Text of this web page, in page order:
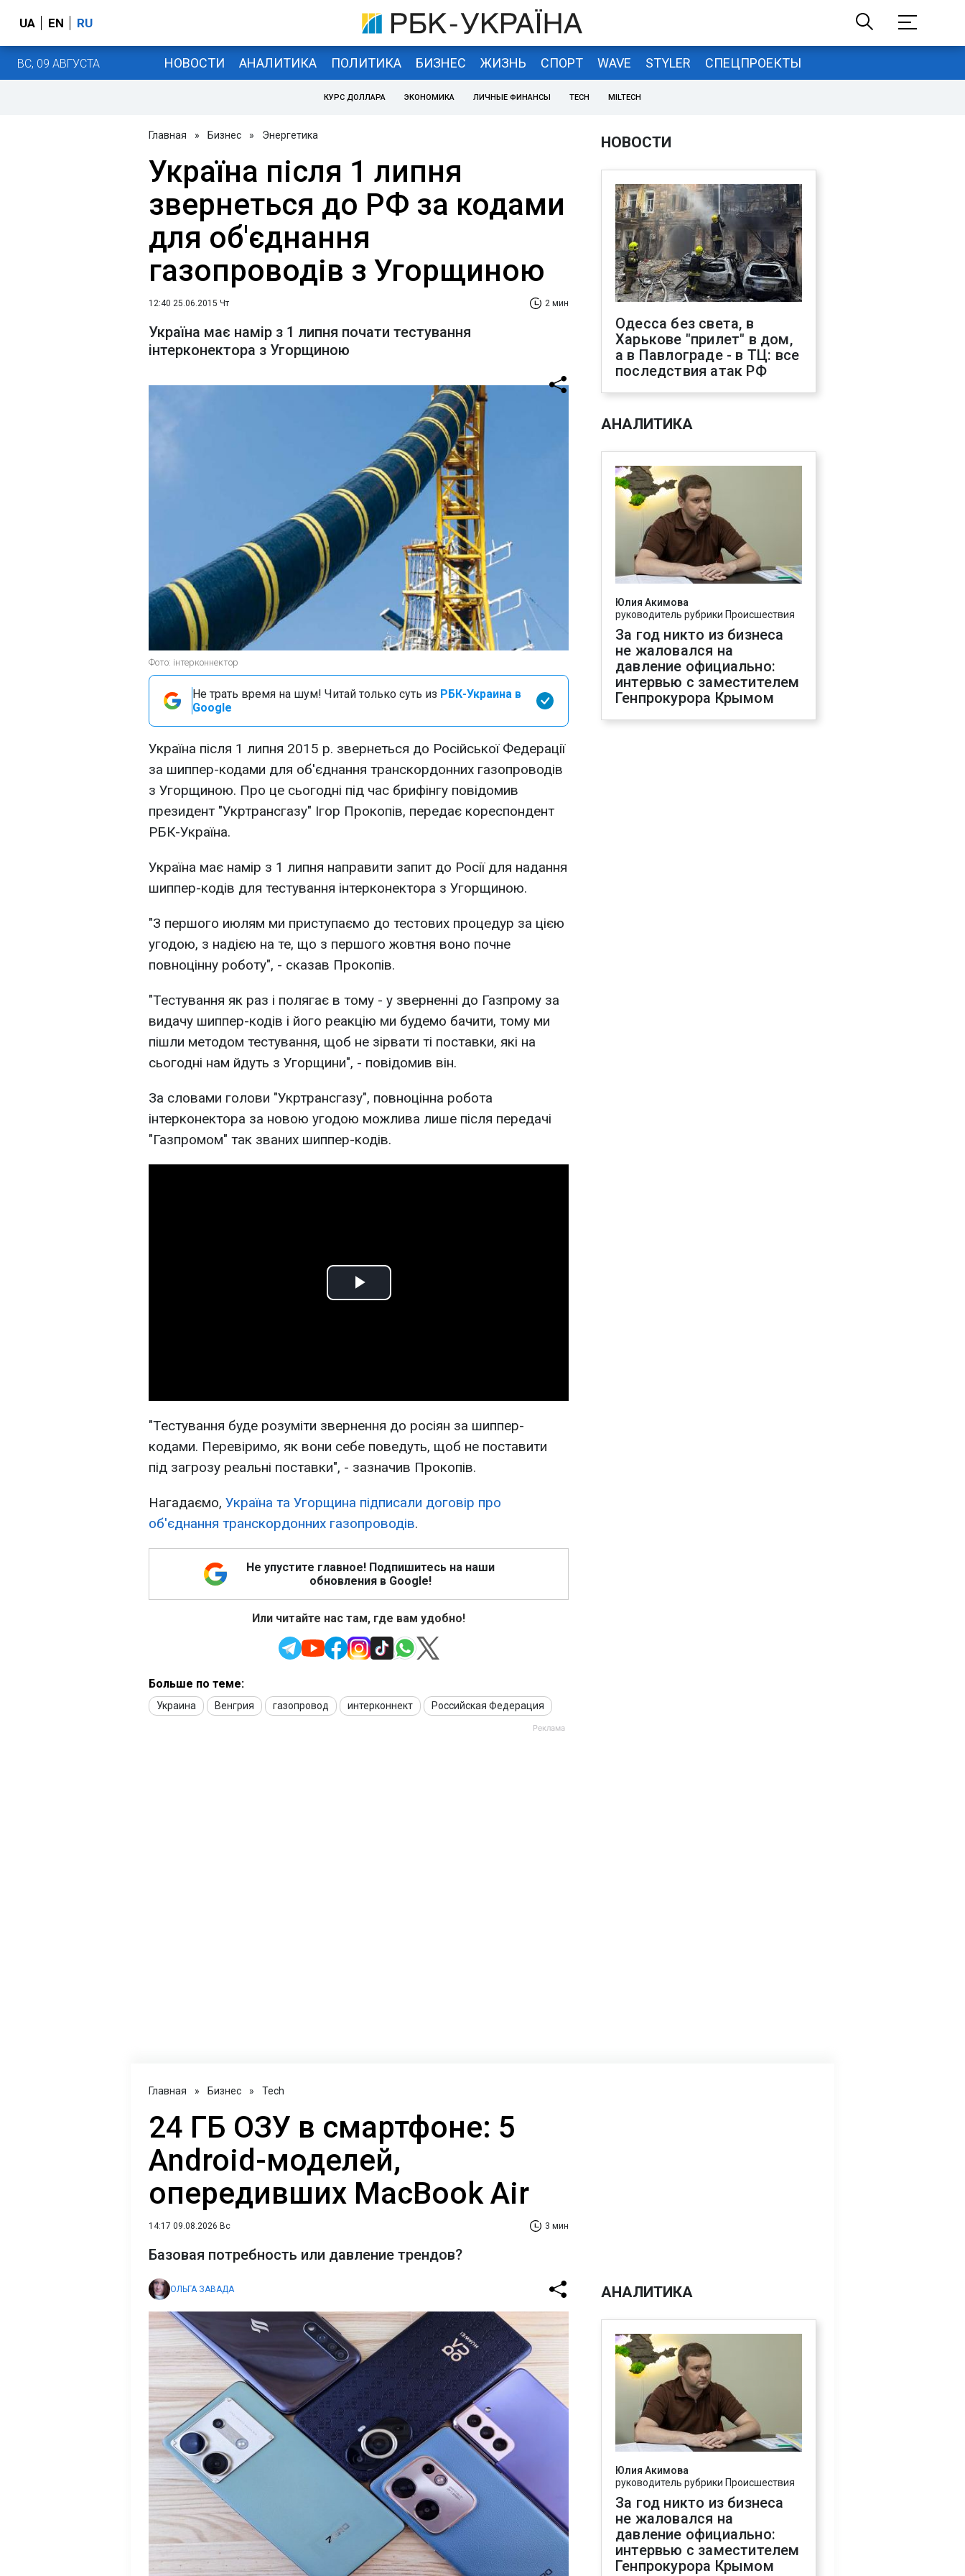
UA EN RU
ВС, 09 АВГУСТА НОВОСТИ АНАЛИТИКА ПОЛИТИКА БИЗНЕС ЖИЗНЬ СПОРТ WAVE STYLER СПЕЦПРОЕКТЫ
КУРС ДОЛЛАРА ЭКОНОМИКА ЛИЧНЫЕ ФИНАНСЫ TECH MILTECH
Главная » Бизнес » Энергетика
Україна після 1 липня
звернеться до РФ за кодами
для об'єднання
газопроводів з Угорщиною
12:40 25.06.2015 Чт 2 мин
Україна має намір з 1 липня почати тестування
інтерконектора з Угорщиною
Фото: інтерконнектор
Не трать время на шум! Читай только суть из РБК-Украина в
Google
Україна після 1 липня 2015 р. звернеться до Російської Федерації
за шиппер-кодами для об'єднання транскордонних газопроводів
з Угорщиною. Про це сьогодні під час брифінгу повідомив
президент "Укртрансгазу" Ігор Прокопів, передає кореспондент
РБК-Україна.
Україна має намір з 1 липня направити запит до Росії для надання
шиппер-кодів для тестування інтерконектора з Угорщиною.
"З першого июлям ми приступаємо до тестових процедур за цією
угодою, з надією на те, що з першого жовтня воно почне
повноцінну роботу", - сказав Прокопів.
"Тестування як раз і полягає в тому - у зверненні до Газпрому за
видачу шиппер-кодів і його реакцію ми будемо бачити, тому ми
пішли методом тестування, щоб не зірвати ті поставки, які на
сьогодні нам йдуть з Угорщини", - повідомив він.
За словами голови "Укртрансгазу", повноцінна робота
інтерконектора за новою угодою можлива лише після передачі
"Газпромом" так званих шиппер-кодів.
Play
"Тестування буде розуміти звернення до росіян за шиппер-
кодами. Перевіримо, як вони себе поведуть, щоб не поставити
під загрозу реальні поставки", - зазначив Прокопів.
Нагадаємо, Україна та Угорщина підписали договір про
об'єднання транскордонних газопроводів.
Не упустите главное! Подпишитесь на наши
обновления в Google!
Или читайте нас там, где вам удобно!
Больше по теме:
Украина Венгрия газопровод интерконнект Российская Федерация
НОВОСТИ
Одесса без света, в
Харькове "прилет" в дом,
а в Павлограде - в ТЦ: все
последствия атак РФ
АНАЛИТИКА
Юлия Акимова
руководитель рубрики Происшествия
За год никто из бизнеса
не жаловался на
давление официально:
интервью с заместителем
Генпрокурора Крымом
Главная » Бизнес » Tech
24 ГБ ОЗУ в смартфоне: 5
Android-моделей,
опередивших MacBook Air
14:17 09.08.2026 Вс 3 мин
Базовая потребность или давление трендов?
ОЛЬГА ЗАВАДА АНАЛИТИКА
Юлия Акимова
руководитель рубрики Происшествия
За год никто из бизнеса
не жаловался на
давление официально:
интервью с заместителем
Генпрокурора Крымом